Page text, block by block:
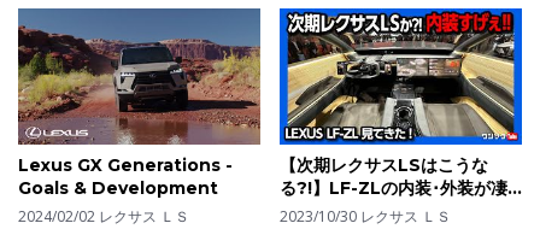
Lexus GX Generations -
Goals & Development
2024/02/02 レクサス ＬＳ
【次期レクサスLSはこうな
る?!】LF-ZLの内装･外装が凄
かった!! 未来の高級車の在り方
2023/10/30 レクサス ＬＳ